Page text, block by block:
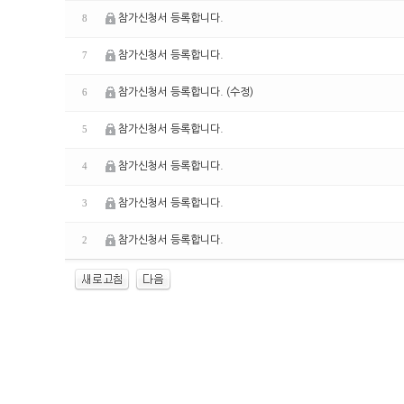
8 참가신청서 등록합니다.
7 참가신청서 등록합니다.
6 참가신청서 등록합니다. (수정)
5 참가신청서 등록합니다.
4 참가신청서 등록합니다.
3 참가신청서 등록합니다.
2 참가신청서 등록합니다.